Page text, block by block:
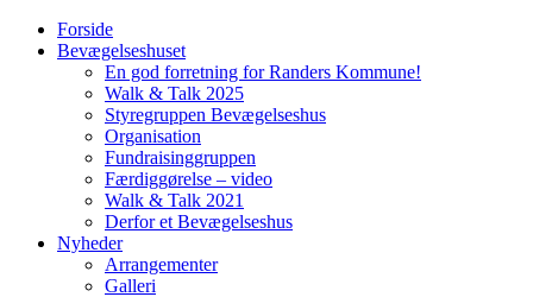
Forside
Bevægelseshuset
En god forretning for Randers Kommune!
Walk & Talk 2025
Styregruppen Bevægelseshus
Organisation
Fundraisinggruppen
Færdiggørelse – video
Walk & Talk 2021
Derfor et Bevægelseshus
Nyheder
Arrangementer
Galleri